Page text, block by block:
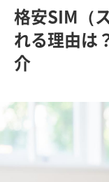
格安SIM（
れる理由は
介